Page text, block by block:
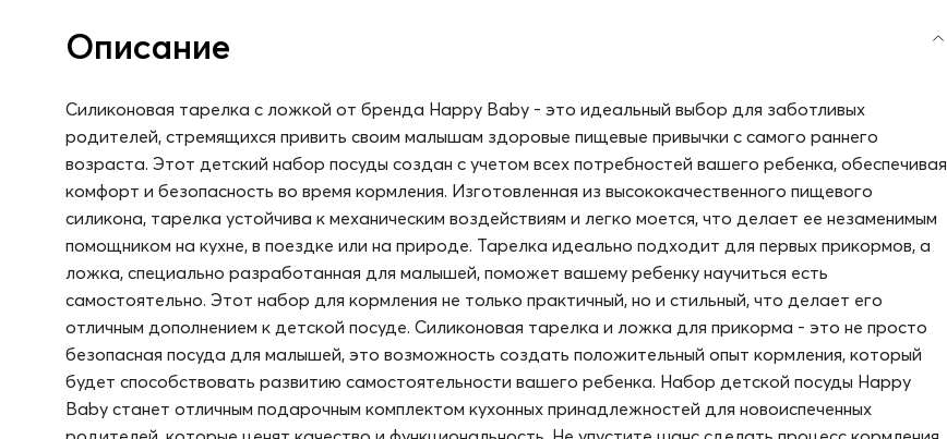
Описание
Силиконовая тарелка с ложкой от бренда Happy Baby - это идеальный выбор для заботливых
родителей, стремящихся привить своим малышам здоровые пищевые привычки с самого раннего
возраста. Этот детский набор посуды создан с учетом всех потребностей вашего ребенка, обеспечивая
комфорт и безопасность во время кормления. Изготовленная из высококачественного пищевого
силикона, тарелка устойчива к механическим воздействиям и легко моется, что делает ее незаменимым
помощником на кухне, в поездке или на природе. Тарелка идеально подходит для первых прикормов, а
ложка, специально разработанная для малышей, поможет вашему ребенку научиться есть
самостоятельно. Этот набор для кормления не только практичный, но и стильный, что делает его
отличным дополнением к детской посуде. Силиконовая тарелка и ложка для прикорма - это не просто
безопасная посуда для малышей, это возможность создать положительный опыт кормления, который
будет способствовать развитию самостоятельности вашего ребенка. Набор детской посуды Happy
Baby станет отличным подарочным комплектом кухонных принадлежностей для новоиспеченных